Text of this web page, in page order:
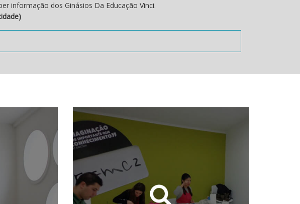
informação dos Ginásios Da Educação Vinci.